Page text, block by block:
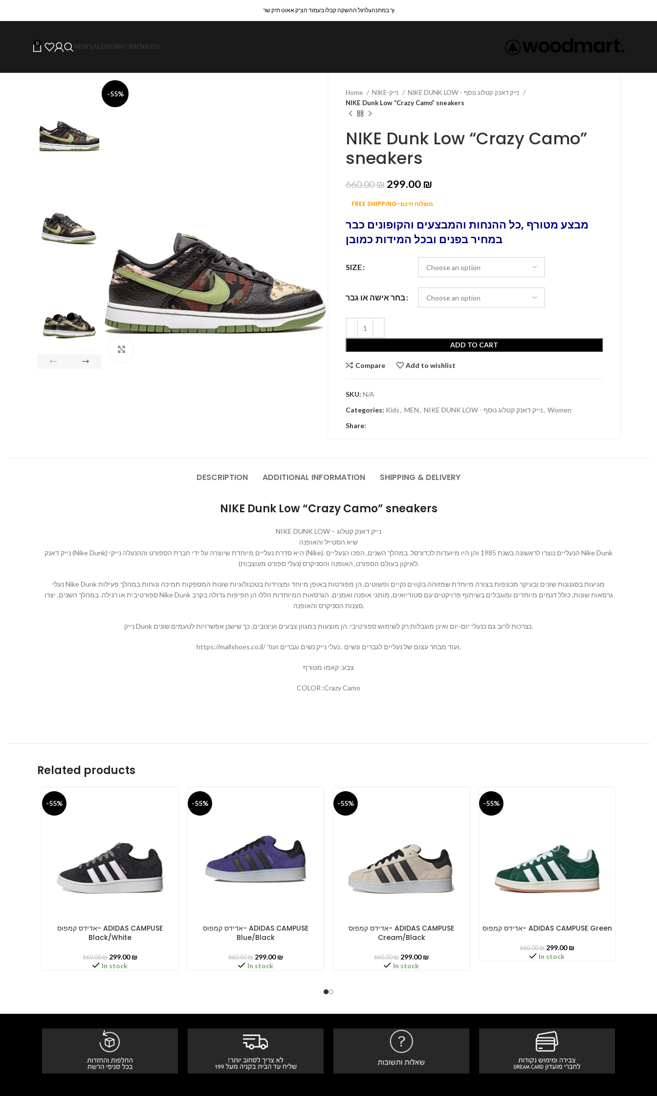
לרגל ההשקה קבלו בעמוד הצ'ק אאוט תיק שרaוך במתנה
0 NEWSALEMENWOMENKIDS
-55% Home
NIKE Dunk Low “Crazy Camo” sneakers
NIKE Dunk Low “Crazy Camo”
sneakers
660.00₪ 299.00 ₪
FREE SHIPPING-משלוח חינם
מבצע מטורף ,כל ההנחות והמבצעים והקופונים כבר
במחיר בפנים ובכל המידות כמובן
SIZE
בחר אישה או גבר
ADD TO CART
Compare Add to wishlist
SKU: N/A
Categories: Kids, MEN, NIKE DUNK LOW - נייק דאנק קטלוג נוסף, Women
Share:
DESCRIPTION ADDITIONAL INFORMATION SHIPPING & DELIVERY
NIKE Dunk Low “Crazy Camo” sneakers
NIKE DUNK LOW – נייק דאנק קטלוג
שיא הסטייל והאופנה
נייק דאנק (Nike Dunk) היא סדרת נעליים מיוחדת שיוצרה על ידי חברת הספורט וההנעלה נייקי (Nike). הנעליים נוצרו לראשונה בשנת 1985 והן היו מיועדות לכדורסל. במהלך השנים, הפכו הנעליים Nike Dunk
לאיקון בעולם הספורט, האופנה והסניקרס (נעלי ספורט מעוצבות).
נעלי Nike Dunk מגיעות בסגנונות שונים ובעיקר מכונפות בצורה מיוחדת שמזוהה בקווים נקיים ופשוטים. הן מפורטות באופן מיוחד ומצוידות בטכנולוגיות שונות המספקות תמיכה ונוחות במהלך פעילות
ספורטיבית או רגילה. במהלך השנים, יצרו Nike Dunk גרסאות שונות, כולל דגמים מיוחדים ומוגבלים בשיתוף פרויקטים עם סטודיואים, מותגי אופנה ואמנים. הגרסאות המיוחדות הללו הן חפיפות גדולה בקרב
סצנות הסניקרס והאופנה.
נייק Dunk נצרכות לרוב גם כנעלי יום-יום ואינן מוגבלות רק לשימוש ספורטיבי. הן מוצעות במגוון צבעים ועיצובים, כך שישנן אפשרויות לטעמים שונים.
https://mallshoes.co.il/ ועוד מבחר עצום של נעליים לגברים ונשים . נעלי נייק נשים וגברים ועוד.
צבע: קאמו מטורף
COLOR :Crazy Camo
Related products
-55%
SELECT OPTIONS
אדידס קמפוס- ADIDAS CAMPUSE
Black/White
660.00₪ 299.00₪
In stock
-55%
SELECT OPTIONS
אדידס קמפוס- ADIDAS CAMPUSE
Blue/Black
660.00₪ 299.00₪
In stock
-55%
SELECT OPTIONS
אדידס קמפוס- ADIDAS CAMPUSE
Cream/Black
660.00₪ 299.00₪
In stock
-55%
SELECT OPTIONSאדידס קמפוס- ADIDAS CAMPUSE Green
660.00₪ 299.00₪
In stock